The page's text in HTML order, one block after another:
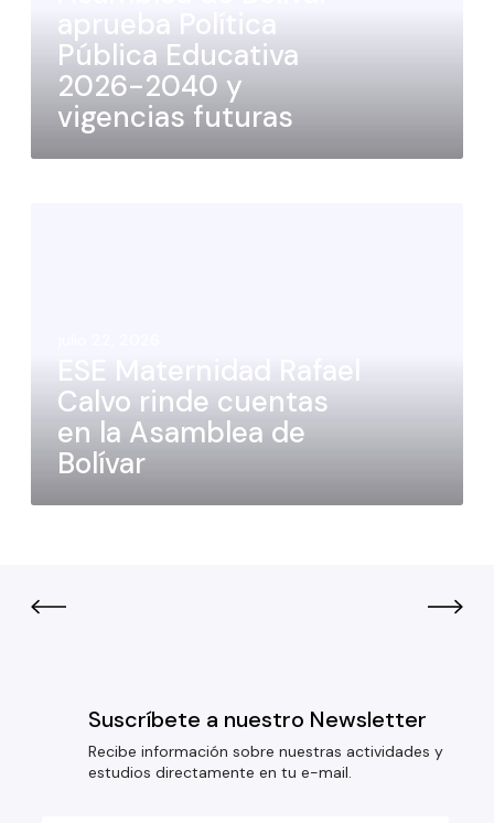
aprueba Política
Pública Educativa
2026-2040 y
vigencias futuras
ESE Maternidad Rafael
Calvo rinde cuentas
en la Asamblea de
Bolívar
Suscríbete a nuestro Newsletter
Recibe información sobre nuestras actividades y
estudios directamente en tu e-mail.